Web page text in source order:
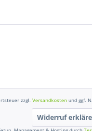
zzgl. Versandkostenund ggf.
Widerruf